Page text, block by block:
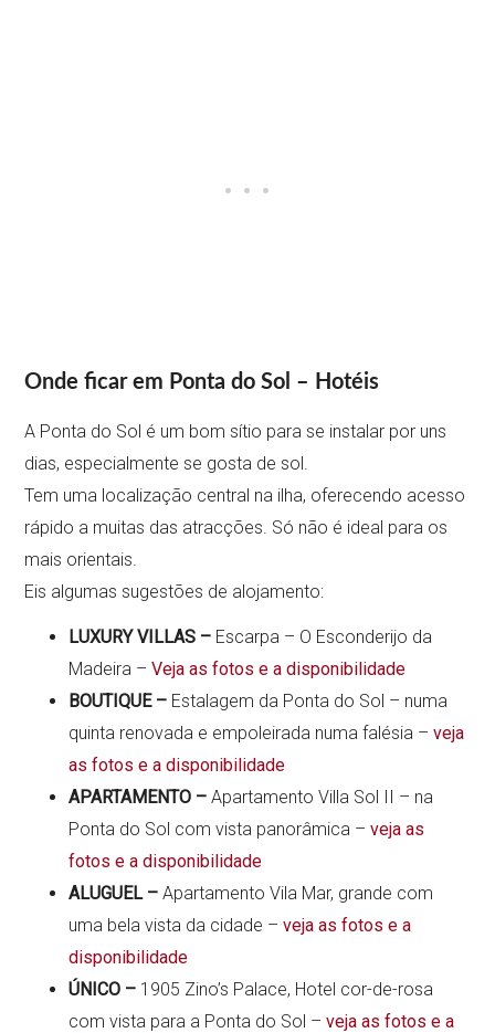
Onde ficar em Ponta do Sol – Hotéis
A Ponta do Sol é um bom sítio para se instalar por uns
dias, especialmente se gosta de sol.
Tem uma localização central na ilha, oferecendo acesso
rápido a muitas das atracções. Só não é ideal para os
mais orientais.
Eis algumas sugestões de alojamento:
LUXURY VILLAS – Escarpa – O Esconderijo da
Madeira –Veja as fotos e a disponibilidade
BOUTIQUE – Estalagem da Ponta do Sol – numa
quinta renovada e empoleirada numa falésia –veja
as fotos e a disponibilidade
APARTAMENTO – Apartamento Villa Sol II – na
Ponta do Sol com vista panorâmica –veja as
fotos e a disponibilidade
ALUGUEL –Apartamento Vila Mar, grande com
uma bela vista da cidade –veja as fotos e a
disponibilidade
ÚNICO – 1905 Zino’s Palace, Hotel cor-de-rosa
com vista para a Ponta do Sol –veja as fotos e a